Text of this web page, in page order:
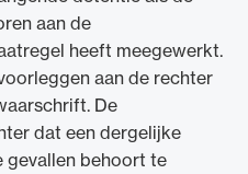
aan de
heeft meegewerkt.
aan de rechter
De
dat een dergelijke
gevallen behoort te